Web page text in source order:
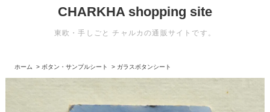
CHARKHA shopping site
東欧・手しごと チャルカの通販サイトです。
ホーム > ボタン・サンプルシート > ガラスボタンシート